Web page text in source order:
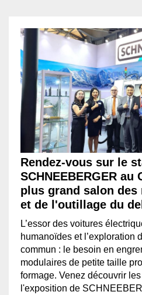
Rendez-vous sur le
SCHNEEBERGER au
plus grand salon
et de l'outillage du
L’essor des voitures
humanoïdes et l’exploration
commun : le besoin en
modulaires de petite taille
formage. Venez découvrir
l'exposition de